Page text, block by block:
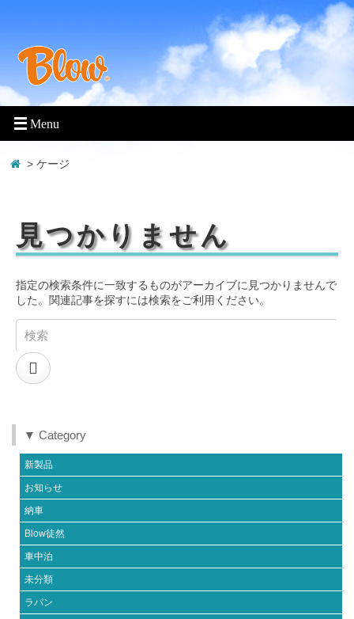
> ケージ
見つかりません
指定の検索条件に一致するものがアーカイブに見つかりませんで
した。関連記事を探すには検索をご利用ください。
▼ Category
新製品
お知らせ
納車
Blow徒然
車中泊
未分類
ラパン